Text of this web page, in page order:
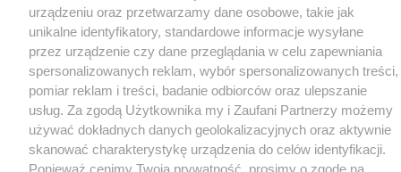
urządzeniu oraz przetwarzamy dane osobowe, takie jak
unikalne identyfikatory, standardowe informacje wysyłane
przez urządzenie czy dane przeglądania w celu zapewniania
spersonalizowanych reklam, wybór spersonalizowanych treści,
pomiar reklam i treści, badanie odbiorców oraz ulepszanie
usług. Za zgodą Użytkownika my i Zaufani Partnerzy możemy
używać dokładnych danych geolokalizacyjnych oraz aktywnie
skanować charakterystykę urządzenia do celów identyfikacji.
Ponieważ cenimy Twoją prywatność, prosimy o zgodę na